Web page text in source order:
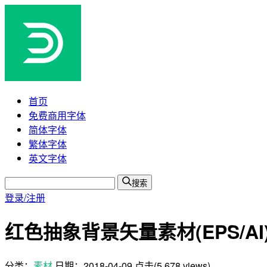
首页
免费商用字体
简体字体
繁体字体
英文字体
搜索
登录/注册
红色抽象背景矢量素材(EPS/